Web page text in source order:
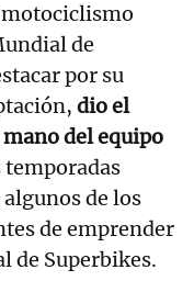
de
por su
dio el
del equipo
temporadas
de los
de emprender
de Superbikes.